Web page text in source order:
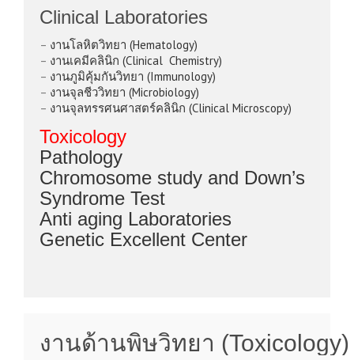
Clinical Laboratories
– งานโลหิตวิทยา (Hematology)
– งานเคมีคลินิก (Clinical Chemistry)
– งานภูมิคุ้มกันวิทยา (Immunology)
– งานจุลชีววิทยา (Microbiology)
– งานจุลทรรศนศาสตร์คลินิก (Clinical Microscopy)
Toxicology
Pathology
Chromosome study and Down’s
Syndrome Test
Anti aging Laboratories
Genetic Excellent Center
งานด้านพิษวิทยา (Toxicology)